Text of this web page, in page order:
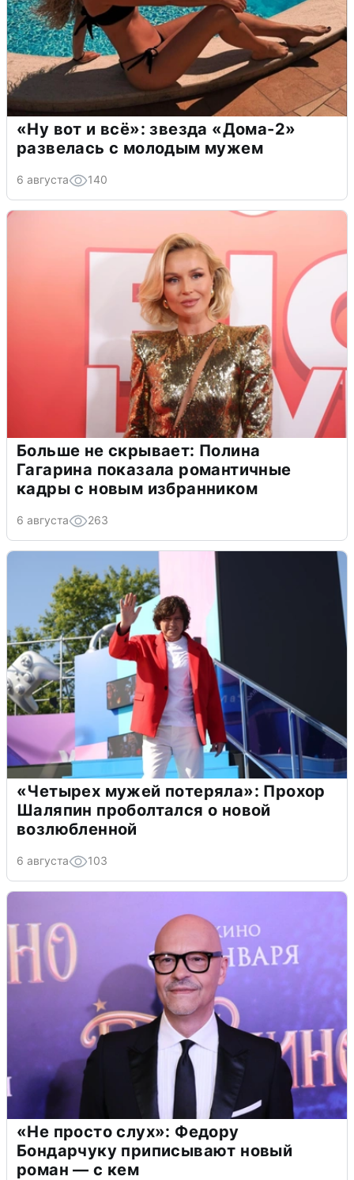
«Ну вот и всё»: звезда «Дома-2»
развелась с молодым мужем
6 августа 140
Больше не скрывает: Полина
Гагарина показала романтичные
кадры с новым избранником
6 августа 263
«Четырех мужей потеряла»: Прохор
Шаляпин проболтался о новой
возлюбленной
6 августа 103
«Не просто слух»: Федору
Бондарчуку приписывают новый
роман — с кем